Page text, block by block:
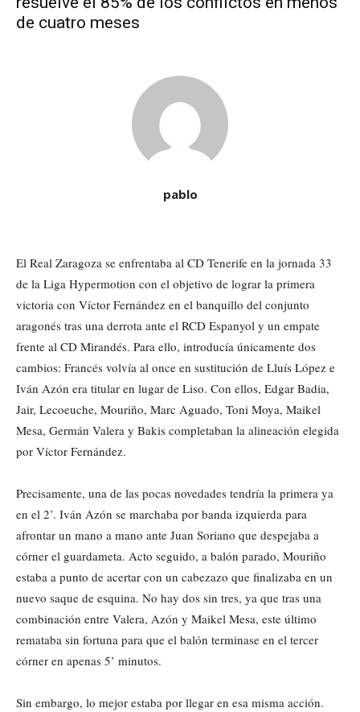
de cuatro meses
pablo
El Real Zaragoza se enfrentaba al CD Tenerife en la jornada 33
de la Liga Hypermotion con el objetivo de lograr la primera
victoria con Víctor Fernández en el banquillo del conjunto
aragonés tras una derrota ante el RCD Espanyol y un empate
frente al CD Mirandés. Para ello, introducía únicamente dos
cambios: Francés volvía al once en sustitución de Lluís López e
Iván Azón era titular en lugar de Liso. Con ellos, Edgar Badia,
Jair, Lecoeuche, Mouriño, Marc Aguado, Toni Moya, Maikel
Mesa, Germán Valera y Bakis completaban la alineación elegida
por Víctor Fernández.
Precisamente, una de las pocas novedades tendría la primera ya
en el 2’. Iván Azón se marchaba por banda izquierda para
afrontar un mano a mano ante Juan Soriano que despejaba a
córner el guardameta. Acto seguido, a balón parado, Mouriño
estaba a punto de acertar con un cabezazo que finalizaba en un
nuevo saque de esquina. No hay dos sin tres, ya que tras una
combinación entre Valera, Azón y Maikel Mesa, este último
remataba sin fortuna para que el balón terminase en el tercer
córner en apenas 5’ minutos.
Sin embargo, lo mejor estaba por llegar en esa misma acción.